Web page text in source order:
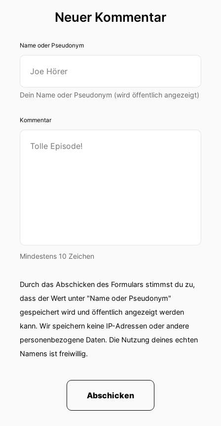
Neuer Kommentar
Name oder Pseudonym
Dein Name oder Pseudonym (wird öffentlich angezeigt)
Kommentar
Mindestens 10 Zeichen
Durch das Abschicken des Formulars stimmst du zu,
dass der Wert unter "Name oder Pseudonym"
gespeichert wird und öffentlich angezeigt werden
kann. Wir speichern keine IP-Adressen oder andere
personenbezogene Daten. Die Nutzung deines echten
Namens ist freiwillig.
Abschicken